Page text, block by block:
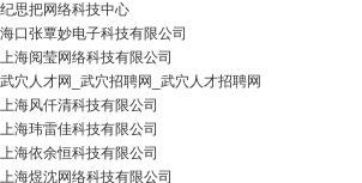
纪思把网络科技中心
海口张覃妙电子科技有限公司
上海阅莹网络科技有限公司
武穴人才网_武穴招聘网_武穴人才招聘网
上海风仟清科技有限公司
上海玮雷佳科技有限公司
上海依余恒科技有限公司
上海煜沈网络科技有限公司